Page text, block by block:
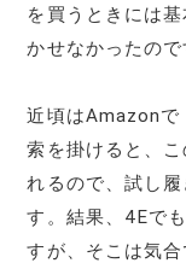
を買うときには
かせなかったので
近頃はAmazon
索を掛けると、
れるので、試し
す。結果、4Eで
すが、そこは気